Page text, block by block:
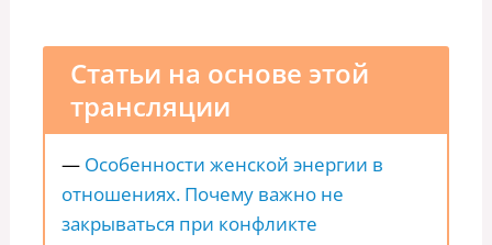
Статьи на основе этой
трансляции
— Особенности женской энергии в
отношениях. Почему важно не
закрываться при конфликте